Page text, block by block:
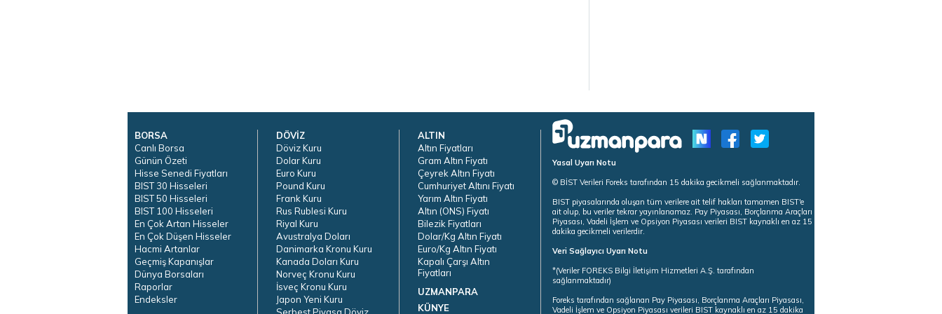
BORSA
Canlı Borsa
Günün Özeti
Hisse Senedi Fiyatları
BIST 30 Hisseleri
BIST 50 Hisseleri
BIST 100 Hisseleri
En Çok Artan Hisseler
En Çok Düşen Hisseler
Hacmi Artanlar
Geçmiş Kapanışlar
Dünya Borsaları
Raporlar
Endeksler
DÖVİZ
Döviz Kuru
Dolar Kuru
Euro Kuru
Pound Kuru
Frank Kuru
Rus Rublesi Kuru
Riyal Kuru
Avustralya Doları
Danimarka Kronu Kuru
Kanada Doları Kuru
Norveç Kronu Kuru
İsveç Kronu Kuru
Japon Yeni Kuru
Serbest Piyasa Döviz
ALTIN
Altın Fiyatları
Gram Altın Fiyatı
Çeyrek Altın Fiyatı
Cumhuriyet Altını Fiyatı
Yarım Altın Fiyatı
Altın (ONS) Fiyatı
Bilezik Fiyatları
Dolar/Kg Altın Fiyatı
Euro/Kg Altın Fiyatı
Kapalı Çarşı Altın
Fiyatları
UZMANPARA
KÜNYE
Yasal Uyarı Notu
© BİST Verileri Foreks tarafından 15 dakika gecikmeli sağlanmaktadır.
BIST piyasalarında oluşan tüm verilere ait telif hakları tamamen BIST'e
ait olup, bu veriler tekrar yayınlanamaz. Pay Piyasası, Borçlanma Araçları
Piyasası, Vadeli İşlem ve Opsiyon Piyasası verileri BIST kaynaklı en az 15
dakika gecikmeli verilerdir.
Veri Sağlayıcı Uyarı Notu
*(Veriler FOREKS Bilgi İletişim Hizmetleri A.Ş. tarafından
sağlanmaktadır)
Foreks tarafından sağlanan Pay Piyasası, Borçlanma Araçları Piyasası,
Vadeli İşlem ve Opsiyon Piyasası verileri BIST kaynaklı en az 15 dakika